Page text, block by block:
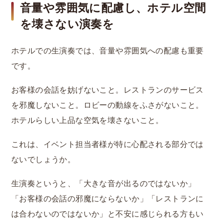
音量や雰囲気に配慮し、ホテル空間
を壊さない演奏を
ホテルでの生演奏では、音量や雰囲気への配慮も重要
です。
お客様の会話を妨げないこと。レストランのサービス
を邪魔しないこと。ロビーの動線をふさがないこと。
ホテルらしい上品な空気を壊さないこと。
これは、イベント担当者様が特に心配される部分では
ないでしょうか。
生演奏というと、「大きな音が出るのではないか」
「お客様の会話の邪魔にならないか」「レストランに
は合わないのではないか」と不安に感じられる方もい